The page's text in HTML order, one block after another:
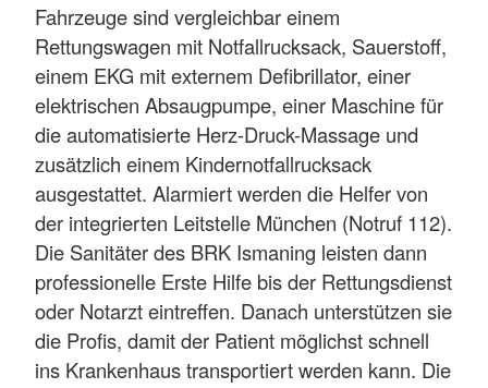
Fahrzeuge sind vergleichbar einem
Rettungswagen mit Notfallrucksack, Sauerstoff,
einem EKG mit externem Defibrillator, einer
elektrischen Absaugpumpe, einer Maschine für
die automatisierte Herz-Druck-Massage und
zusätzlich einem Kindernotfallrucksack
ausgestattet. Alarmiert werden die Helfer von
der integrierten Leitstelle München (Notruf 112).
Die Sanitäter des BRK Ismaning leisten dann
professionelle Erste Hilfe bis der Rettungsdienst
oder Notarzt eintreffen. Danach unterstützen sie
die Profis, damit der Patient möglichst schnell
ins Krankenhaus transportiert werden kann. Die